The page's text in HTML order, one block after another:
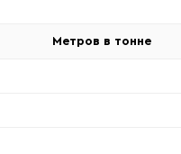
Метров в тонне